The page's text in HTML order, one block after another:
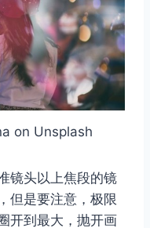
on Unsplash
镜头以上焦段的镜
但是要注意，极限
开到最大，抛开画